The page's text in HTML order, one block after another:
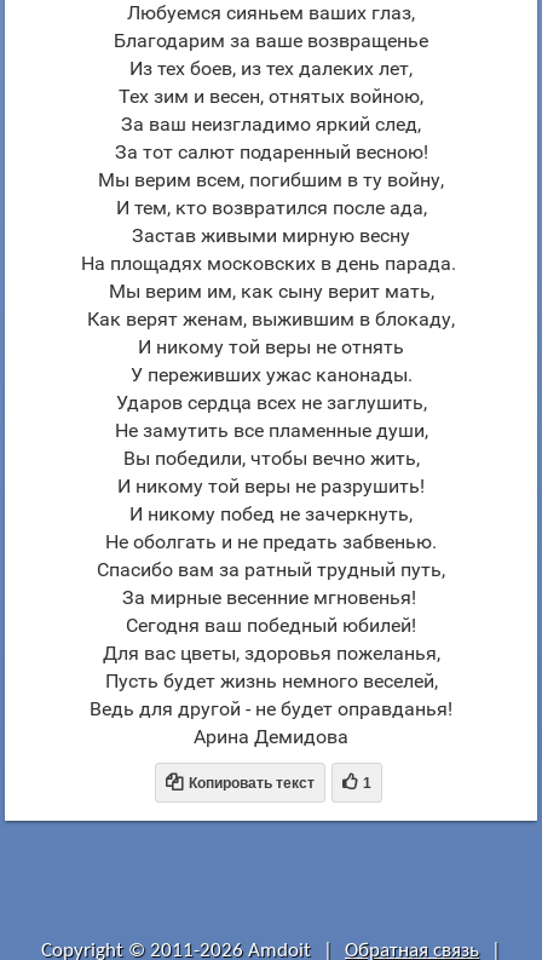
Любуемся сияньем ваших глаз,
Благодарим за ваше возвращенье
Из тех боев, из тех далеких лет,
Тех зим и весен, отнятых войною,
За ваш неизгладимо яркий след,
За тот салют подаренный весною!
Мы верим всем, погибшим в ту войну,
И тем, кто возвратился после ада,
Застав живыми мирную весну
На площадях московских в день парада.
Мы верим им, как сыну верит мать,
Как верят женам, выжившим в блокаду,
И никому той веры не отнять
У переживших ужас канонады.
Ударов сердца всех не заглушить,
Не замутить все пламенные души,
Вы победили, чтобы вечно жить,
И никому той веры не разрушить!
И никому побед не зачеркнуть,
Не оболгать и не предать забвенью.
Спасибо вам за ратный трудный путь,
За мирные весенние мгновенья!
Сегодня ваш победный юбилей!
Для вас цветы, здоровья пожеланья,
Пусть будет жизнь немного веселей,
Ведь для другой - не будет оправданья!
Арина Демидова
 Копировать текст  1
Copyright © 2011-2026 Amdoit Обратная связь